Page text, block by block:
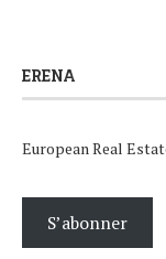
ERENA
European Real
S’abonner